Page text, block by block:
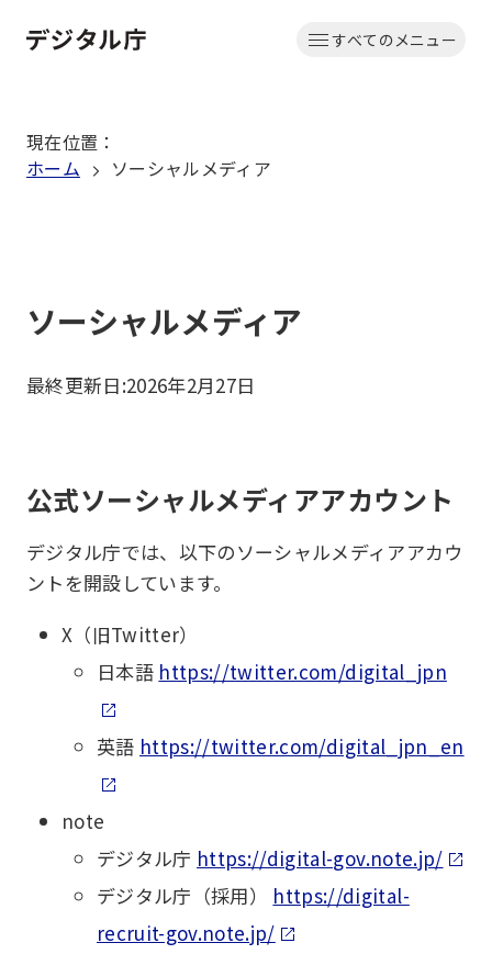
文
動
すべてのメニュー
現在位置 ：
ホーム
ソーシャルメディア
ソーシャルメディア
最終更新日:2026年2月27日
公式ソーシャルメディアアカウント
デジタル庁では、以下のソーシャルメディアアカウ
ントを開設しています。
X（旧Twitter）
日本語 https://twitter.com/digital_jpn
英語 https://twitter.com/digital_jpn_en
note
デジタル庁 https://digital-gov.note.jp/
デジタル庁（採用） https://digital-
recruit-gov.note.jp/